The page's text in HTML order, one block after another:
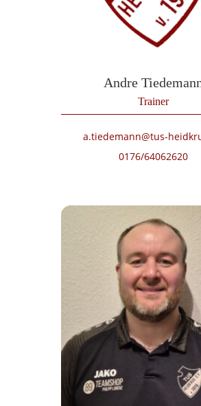
Andre
Trainer
a.tiedemann@tus-
0176/64062620